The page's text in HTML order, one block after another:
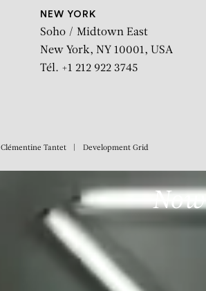
NEW YORK
Soho / Midtown East
New York, NY 10001, USA
Tél. +1 212 922 3745
Clémentine Tantet Development Grid